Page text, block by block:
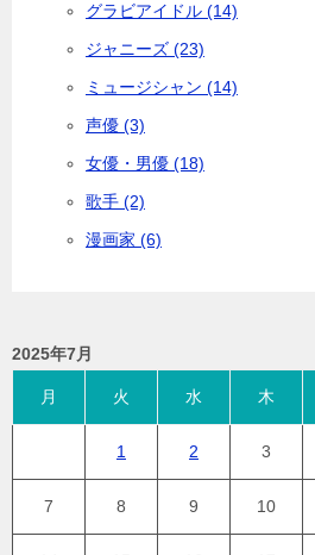
グラビアイドル (14)
ジャニーズ (23)
ミュージシャン (14)
声優 (3)
女優・男優 (18)
歌手 (2)
漫画家 (6)
2025年7月
月 火 水 木
1 2 3
7 8 9 10